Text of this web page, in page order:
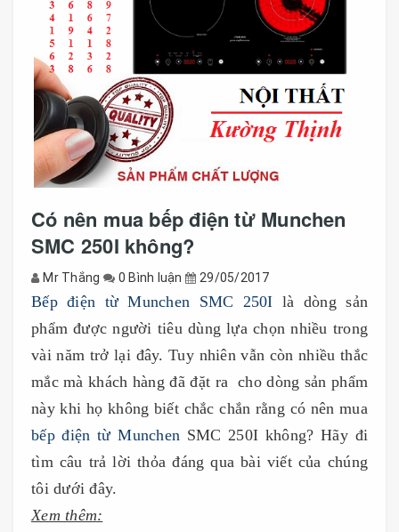
Có nên mua bếp điện từ Munchen
SMC 250I không?
Mr Thắng 0 Bình luận 29/05/2017
Bếp điện từ Munchen SMC 250I là dòng sản
phẩm được người tiêu dùng lựa chọn nhiều trong
vài năm trở lại đây. Tuy nhiên vẫn còn nhiều thắc
mắc mà khách hàng đã đặt ra cho dòng sản phẩm
này khi họ không biết chắc chắn rằng có nên mua
bếp điện từ Munchen SMC 250I không? Hãy đi
tìm câu trả lời thỏa đáng qua bài viết của chúng
tôi dưới đây.
Xem thêm: